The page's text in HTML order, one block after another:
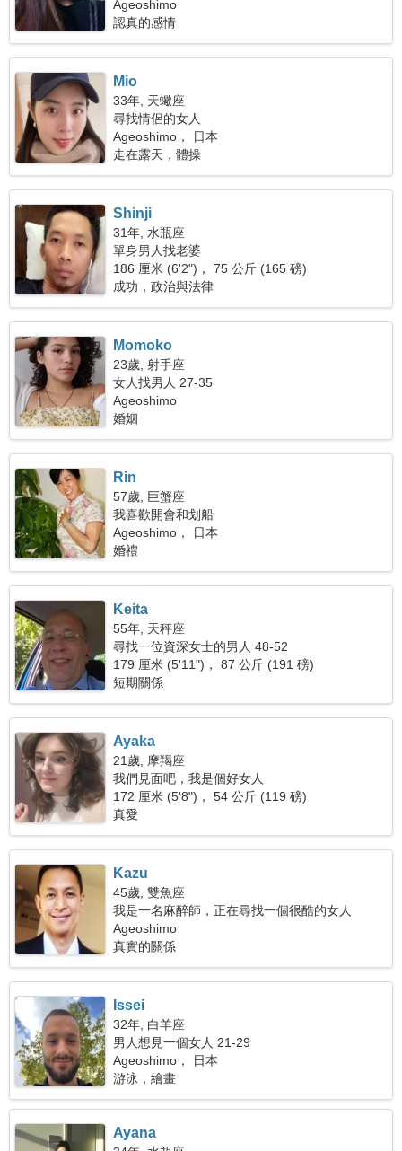
Ageoshimo
認真的感情
Mio
33年, 天蠍座
尋找情侶的女人
Ageoshimo， 日本
走在露天，體操
Shinji
31年, 水瓶座
單身男人找老婆
186 厘米 (6'2")， 75 公斤 (165 磅)
成功，政治與法律
Momoko
23歲, 射手座
女人找男人 27-35
Ageoshimo
婚姻
Rin
57歲, 巨蟹座
我喜歡開會和划船
Ageoshimo， 日本
婚禮
Keita
55年, 天秤座
尋找一位資深女士的男人 48-52
179 厘米 (5'11")， 87 公斤 (191 磅)
短期關係
Ayaka
21歲, 摩羯座
我們見面吧，我是個好女人
172 厘米 (5'8")， 54 公斤 (119 磅)
真愛
Kazu
45歲, 雙魚座
我是一名麻醉師，正在尋找一個很酷的女人
Ageoshimo
真實的關係
Issei
32年, 白羊座
男人想見一個女人 21-29
Ageoshimo， 日本
游泳，繪畫
Ayana